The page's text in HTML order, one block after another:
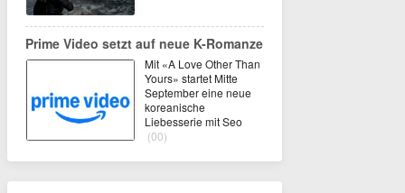
Prime Video setzt auf neue K-Romanze
Mit «A Love Other Than
Yours» startet Mitte
September eine neue
koreanische
Liebesserie mit Seo
(00)